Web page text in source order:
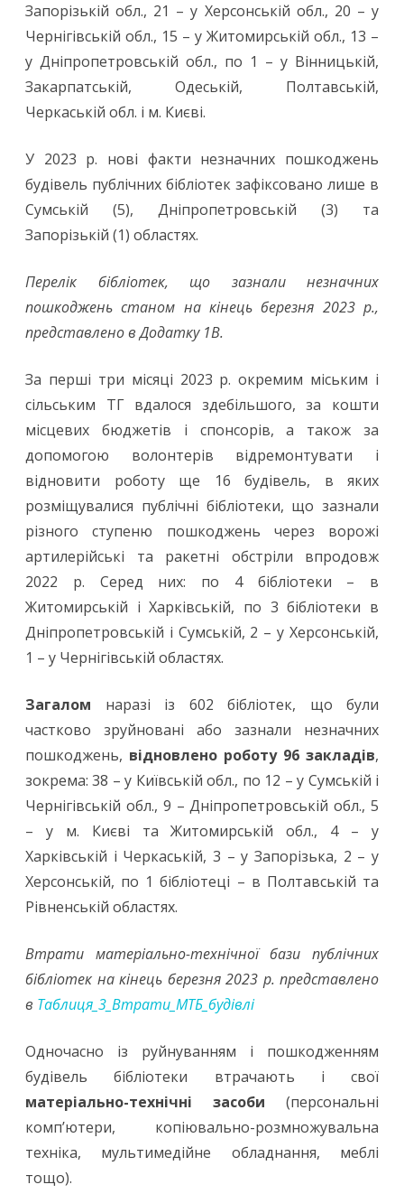
Запорізькій обл., 21 – у Херсонській обл., 20 – у
Чернігівській обл., 15 – у Житомирській обл., 13 –
у Дніпропетровській обл., по 1 – у Вінницькій,
Закарпатській, Одеській, Полтавській,
Черкаській обл. і м. Києві.
У 2023 р. нові факти незначних пошкоджень
будівель публічних бібліотек зафіксовано лише в
Сумській (5), Дніпропетровській (3) та
Запорізькій (1) областях.
Перелік бібліотек, що зазнали незначних
пошкоджень станом на кінець березня 2023 р.,
представлено в Додатку 1В.
За перші три місяці 2023 р. окремим міським і
сільським ТГ вдалося здебільшого, за кошти
місцевих бюджетів і спонсорів, а також за
допомогою волонтерів відремонтувати і
відновити роботу ще 16 будівель, в яких
розміщувалися публічні бібліотеки, що зазнали
різного ступеню пошкоджень через ворожі
артилерійські та ракетні обстріли впродовж
2022 р. Серед них: по 4 бібліотеки – в
Житомирській і Харківській, по 3 бібліотеки в
Дніпропетровській і Сумській, 2 – у Херсонській,
1 – у Чернігівській областях.
Загалом наразі із 602 бібліотек, що були
частково зруйновані або зазнали незначних
пошкоджень, відновлено роботу 96 закладів,
зокрема: 38 – у Київській обл., по 12 – у Сумській і
Чернігівській обл., 9 – Дніпропетровській обл., 5
– у м. Києві та Житомирській обл., 4 – у
Харківській і Черкаській, 3 – у Запорізька, 2 – у
Херсонській, по 1 бібліотеці – в Полтавській та
Рівненській областях.
Втрати матеріально-технічної бази публічних
бібліотек на кінець березня 2023 р. представлено
в Таблиця_3_Втрати_МТБ_будiвлi
Одночасно із руйнуванням і пошкодженням
будівель бібліотеки втрачають і свої
матеріально-технічні засоби (персональні
комп’ютери, копіювально-розмножувальна
техніка, мультимедійне обладнання, меблі
тощо).